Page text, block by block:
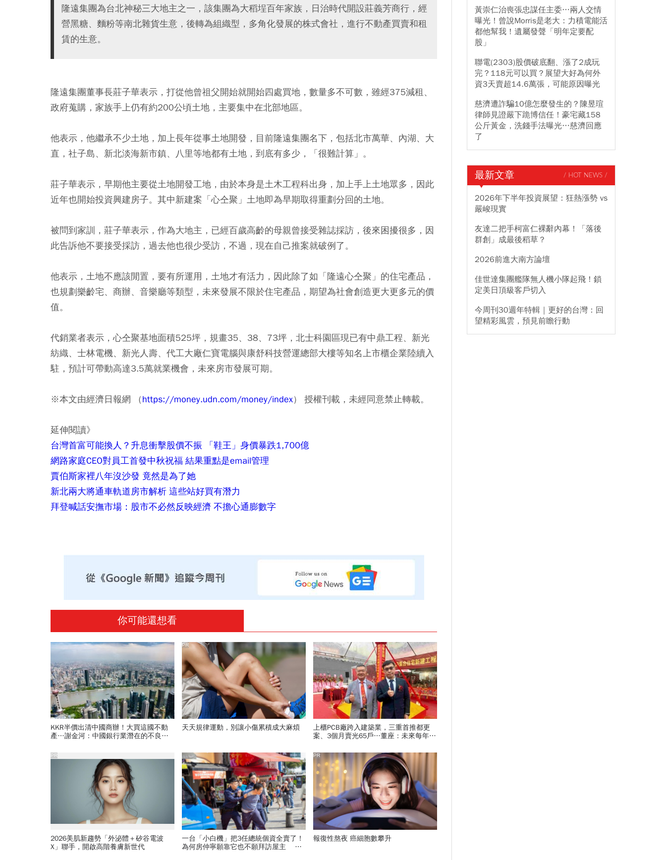
隆遠集團為台北神秘三大地主之一，該集團為大稻埕百年家族，日治時代開設莊義芳商行，經
營黑糖、麵粉等南北雜貨生意，後轉為組織型，多角化發展的株式會社，進行不動產買賣和租
賃的生意。
隆遠集團董事長莊子華表示，打從他曾祖父開始就開始四處買地，數量多不可數，雖經375減租、
政府蒐購，家族手上仍有約200公頃土地，主要集中在北部地區。
他表示，他繼承不少土地，加上長年從事土地開發，目前隆遠集團名下，包括北市萬華、內湖、大
直，社子島、新北淡海新市鎮、八里等地都有土地，到底有多少，「很難計算」。
莊子華表示，早期他主要從土地開發工地，由於本身是土木工程科出身，加上手上土地眾多，因此
近年也開始投資興建房子。其中新建案「心仝聚」土地即為早期取得重劃分回的土地。
被問到家訓，莊子華表示，作為大地主，已經百歲高齡的母親曾接受雜誌採訪，後來困擾很多，因
此告訴他不要接受採訪，過去他也很少受訪，不過，現在自己推案就破例了。
他表示，土地不應該閒置，要有所運用，土地才有活力，因此除了如「隆遠心仝聚」的住宅產品，
也規劃樂齡宅、商辦、音樂廳等類型，未來發展不限於住宅產品，期望為社會創造更大更多元的價
值。
代銷業者表示，心仝聚基地面積525坪，規畫35、38、73坪，北士科園區現已有中鼎工程、新光
紡織、士林電機、新光人壽、代工大廠仁寶電腦與康舒科技營運總部大樓等知名上市櫃企業陸續入
駐，預計可帶動高達3.5萬就業機會，未來房市發展可期。
※本文由經濟日報網 （https://money.udn.com/money/index） 授權刊載，未經同意禁止轉載。
延伸閱讀》
台灣首富可能換人？升息衝擊股價不振 「鞋王」身價暴跌1,700億
網路家庭CEO對員工首發中秋祝福 結果重點是email管理
賈伯斯家裡八年沒沙發 竟然是為了她
新北兩大將通車軌道房市解析 這些站好買有潛力
拜登喊話安撫市場：股市不必然反映經濟 不擔心通膨數字
你可能還想看
KKR半價出清中國商辦！大買這國不動
產…謝金河：中國銀行業潛在的不良債
天天規律運動，別讓小傷累積成大麻煩
PR
上櫃PCB廠跨入建築業，三重首推都更
案、3個月賣光65戶…董座：未來每年推
2026美肌新趨勢「外泌體＋矽谷電波
X」聯手，開啟高階養膚新世代
PR
一台「小白機」把3任總統個資全賣了！
為何房仲寧願靠它也不願拜訪屋主 專
報復性熬夜 癌細胞數攀升
PR
黃崇仁治喪張忠謀任主委…兩人交情
曝光！曾說Morris是老大：力積電能活
都他幫我！遺屬發聲「明年定要配
股」
聯電(2303)股價破底翻、漲了2成玩
完？118元可以買？展望大好為何外
資3天賣超14.6萬張，可能原因曝光
慈濟遭詐騙10億怎麼發生的？陳昱瑄
律師見證嚴下跪博信任！豪宅藏158
公斤黃金，洗錢手法曝光…慈濟回應
了
最新文章 / HOT NEWS /
2026年下半年投資展望：狂熱漲勢 vs
嚴峻現實
友達二把手柯富仁裸辭內幕！「落後
群創」成最後稻草？
2026前進大南方論壇
佳世達集團艦隊無人機小隊起飛！鎖
定美日頂級客戶切入
今周刊30週年特輯｜更好的台灣：回
望精彩風雲，預見前瞻行動